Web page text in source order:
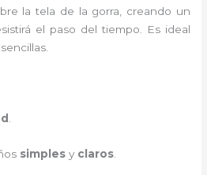
la tela de la gorra, creando un
el paso del tiempo. Es ideal
sencillas.
simplesy claros.